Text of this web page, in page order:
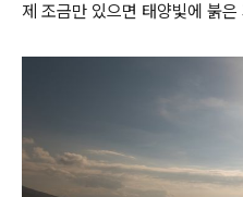
제 조금만 있으면 태양빛에 붉